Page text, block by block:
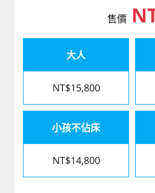
售價
大人
NT$15,800
小孩不佔床
NT$14,800